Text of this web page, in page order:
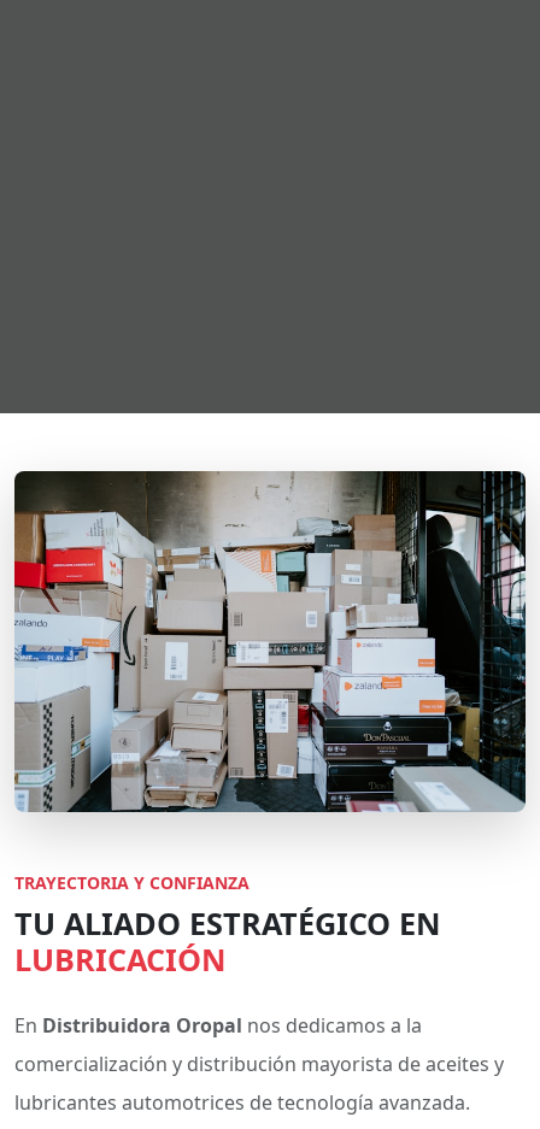
TRAYECTORIA Y CONFIANZA
TU ALIADO ESTRATÉGICO EN
LUBRICACIÓN
En Distribuidora Oropal nos dedicamos a la
comercialización y distribución mayorista de aceites y
lubricantes automotrices de tecnología avanzada.